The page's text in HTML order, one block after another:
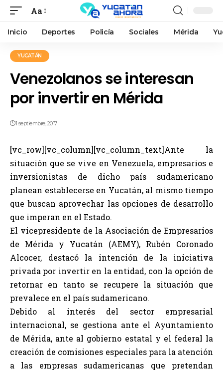
Aa
Inicio Deportes Policía Sociales Mérida
YUCATÁN
Venezolanos se interesan
por invertir en Mérida
1 septiembre, 2017
[vc_row][vc_column][vc_column_text]Ante la
situación que se vive en Venezuela, empresarios e
inversionistas de dicho país sudamericano
planean establecerse en Yucatán, al mismo tiempo
que buscan aprovechar las opciones de desarrollo
que imperan en el Estado.
El vicepresidente de la Asociación de Empresarios
de Mérida y Yucatán (AEMY), Rubén Coronado
Alcocer, destacó la intención de la iniciativa
privada por invertir en la entidad, con la opción de
retornar en tanto se recupere la situación que
prevalece en el país sudamericano.
Debido al interés del sector empresarial
internacional, se gestiona ante el Ayuntamiento
de Mérida, ante al gobierno estatal y el federal la
creación de comisiones especiales para la atención
a las empresas sudamericanas que pretendan